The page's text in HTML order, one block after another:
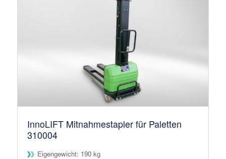
InnoLIFT Mitnahmestapler für Paletten
310004
Eigengewicht: 190 kg